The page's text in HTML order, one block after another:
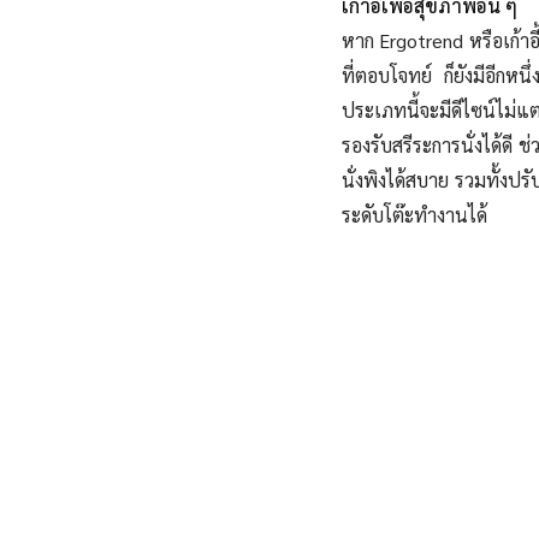
เก้าอี้เพื่อสุขภาพอื่น ๆ
หาก Ergotrend หรือเก้า
ที่ตอบโจทย์ ก็ยังมีอีกหนึ่ง
ประเภทนี้จะมีดีไซน์ไม่
รองรับสรีระการนั่งได้ดี
นั่งพิงได้สบาย รวมทั้งปรั
ระดับโต๊ะทำงานได้